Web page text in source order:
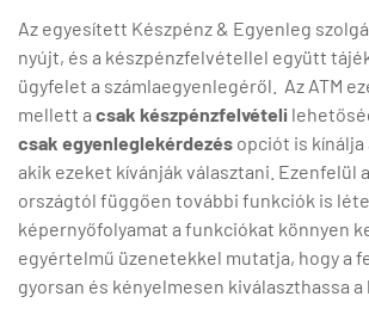
Az egyesített Készpénz & Egyenleg
nyújt, és a készpénzfelvétellel együtt
ügyfelet a számlaegyenlegéről. Az ATM
mellett a csak készpénzfelvételi
csak egyenleglekérdezés opciót is kínálja
akik ezeket kívánják választani. Ezenfelül
országtól függően további funkciók is
képernyőfolyamat a funkciókat könnyen
egyértelmű üzenetekkel mutatja, hogy a
gyorsan és kényelmesen kiválaszthassa a